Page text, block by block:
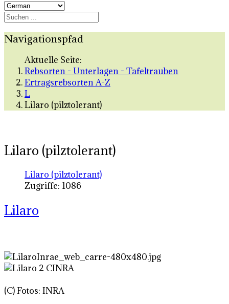
Navigationspfad
Aktuelle Seite:
Rebsorten - Unterlagen - Tafeltrauben
Ertragsrebsorten A-Z
L
Lilaro (pilztolerant)
Lilaro (pilztolerant)
Lilaro (pilztolerant)
Zugriffe: 1086
Lilaro
(C) Fotos: INRA